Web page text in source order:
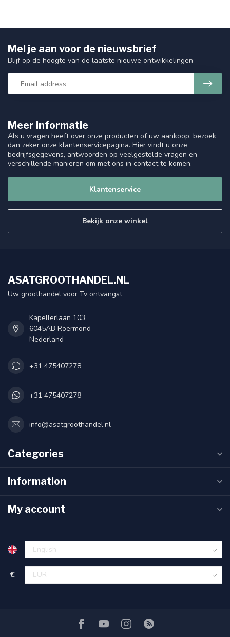
Meer informatie
Als u vragen heeft over onze producten of uw aankoop, bezoek
dan zeker onze klantenservicepagina. Hier vindt u onze
bedrijfsgegevens, antwoorden op veelgestelde vragen en
verschillende manieren om met ons in contact te komen.
Klantenservice
Bekijk onze winkel
Mel je aan voor de nieuwsbrief
Blijf op de hoogte van de laatste nieuwe ontwikkelingen
ASATGROOTHANDEL.NL
Uw groothandel voor Tv ontvangst
Kapellerlaan 103
6045AB Roermond
Nederland
+31 475407278
+31 475407278
info@asatgroothandel.nl
Categories
Information
My account
€